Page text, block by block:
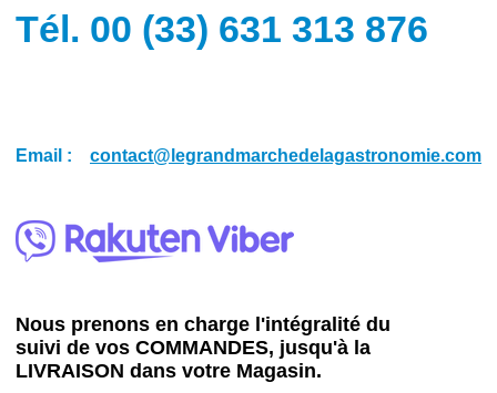
Tél. 00 (33) 631 313 876
Email : contact@legrandmarchedelagastronomie.com
Nous prenons en charge l'intégralité du
suivi de vos COMMANDES, jusqu'à la
LIVRAISON dans votre Magasin.